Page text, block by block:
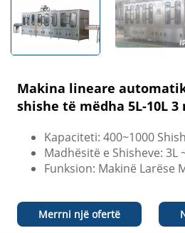
Makina lineare
shishe të mëdha 5L-10L 3
Kapaciteti: 400~1000
Madhësitë e Shisheve: 3L
Funksion: Makinë Larëse
Merrni një ofertë